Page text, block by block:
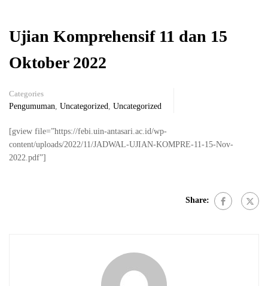
Ujian Komprehensif 11 dan 15
Oktober 2022
Categories
Pengumuman, Uncategorized, Uncategorized
[gview file=”https://febi.uin-antasari.ac.id/wp-
content/uploads/2022/11/JADWAL-UJIAN-KOMPRE-11-15-Nov-
2022.pdf”]
Share: